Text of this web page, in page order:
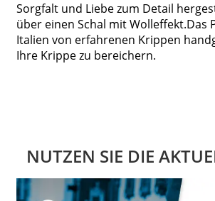
Sorgfalt und Liebe zum Detail
über einen Schal mit Wolleffekt.Das
Italien von erfahrenen Krippen
Ihre Krippe zu bereichern.
NUTZEN SIE DIE